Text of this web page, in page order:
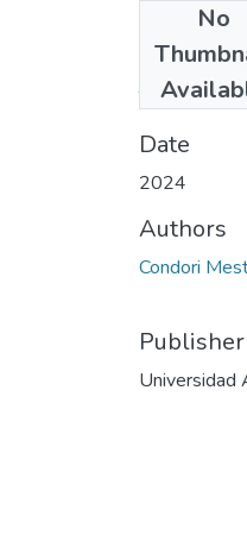
No
Grado de
Date
2024
Authors
Condori
Publisher
Universidad